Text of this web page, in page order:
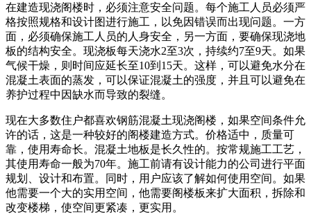
在建造现浇阁楼时，必须注意安全问题。每个施工人员必须严
格按照规格和设计图进行施工，以免因错误而出现问题。一方
面，必须确保施工人员的人身安全，另一方面，要确保现浇地
板的结构安全。现浇板每天浇水2至3次，持续约7至9天。如果
气候干燥，则时间应延长至10到15天。这样，可以避免水分在
混凝土表面的蒸发，可以保证混凝土的强度，并且可以避免在
养护过程中因缺水而导致的裂缝。
现在大多数住户都喜欢钢筋混凝土现浇阁楼，如果空间条件允
许的话，这是一种较好的阁楼建造方式。价格适中，质量可
靠，使用寿命长。混凝土地板是长久性的。按常规施工工艺，
其使用寿命一般为70年。施工前请有设计能力的公司进行平面
规划、设计和布置。同时，用户应该了解如何使用空间。如果
他需要一个大的实用空间，他需要阁楼板来扩大面积，拆除和
改变楼梯，使空间更紧凑，更实用。